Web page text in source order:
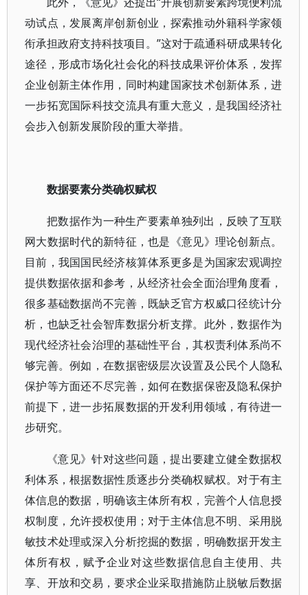
动试点，发展离岸创新创业，探索推动外籍科学家领
衔承担政府支持科技项目。”这对于疏通科研成果转化
途径，形成市场化社会化的科技成果评价体系，发挥
企业创新主体作用，同时构建国家技术创新体系，进
一步拓宽国际科技交流具有重大意义，是我国经济社
会步入创新发展阶段的重大举措。
数据要素分类确权赋权
把数据作为一种生产要素单独列出，反映了互联
网大数据时代的新特征，也是《意见》理论创新点。
目前，我国国民经济核算体系更多是为国家宏观调控
提供数据依据和参考，从经济社会全面治理角度看，
很多基础数据尚不完善，既缺乏官方权威口径统计分
析，也缺乏社会智库数据分析支撑。此外，数据作为
现代经济社会治理的基础性平台，其权责利体系尚不
够完善。例如，在数据密级层次设置及公民个人隐私
保护等方面还不尽完善，如何在数据保密及隐私保护
前提下，进一步拓展数据的开发利用领域，有待进一
步研究。
《意见》针对这些问题，提出要建立健全数据权
利体系，根据数据性质逐步分类确权赋权。对于有主
体信息的数据，明确该主体所有权，完善个人信息授
权制度，允许授权使用；对于主体信息不明、采用脱
敏技术处理或深入分析挖掘的数据，明确数据开发主
体所有权，赋予企业对这些数据信息自主使用、共
享、开放和交易，要求企业采取措施防止脱敏后数据